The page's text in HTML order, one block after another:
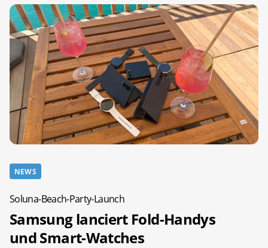
NEWS
Soluna-Beach-Party-Launch
Samsung lanciert Fold-Handys
und Smart-Watches